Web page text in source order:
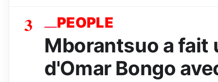
3 PEOPLE
Mborantsuo a fait
d'Omar Bongo